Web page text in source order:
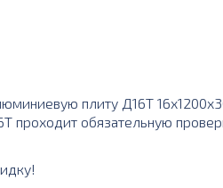
плиту Д16Т
обязательную